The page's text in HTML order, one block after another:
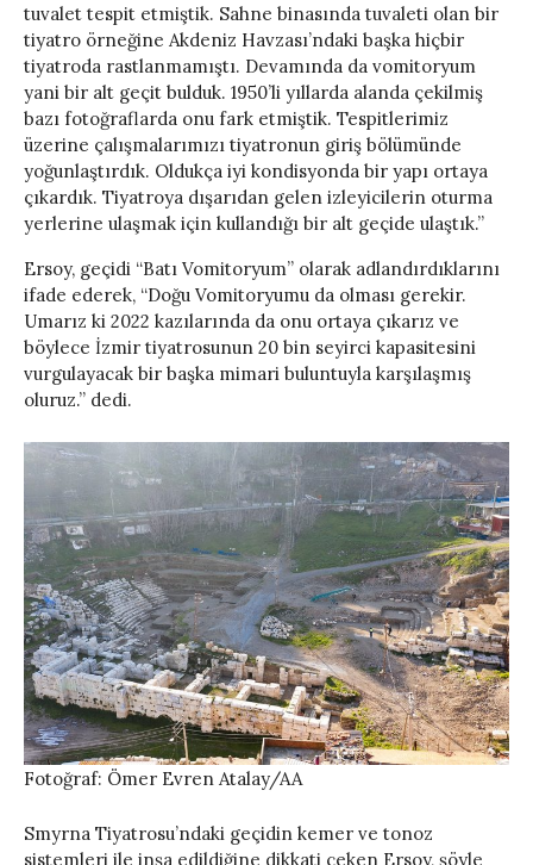
tuvalet tespit etmiştik. Sahne binasında tuvaleti olan bir
tiyatro örneğine Akdeniz Havzası’ndaki başka hiçbir
tiyatroda rastlanmamıştı. Devamında da vomitoryum
yani bir alt geçit bulduk. 1950’li yıllarda alanda çekilmiş
bazı fotoğraflarda onu fark etmiştik. Tespitlerimiz
üzerine çalışmalarımızı tiyatronun giriş bölümünde
yoğunlaştırdık. Oldukça iyi kondisyonda bir yapı ortaya
çıkardık. Tiyatroya dışarıdan gelen izleyicilerin oturma
yerlerine ulaşmak için kullandığı bir alt geçide ulaştık.”
Ersoy, geçidi “Batı Vomitoryum” olarak adlandırdıklarını
ifade ederek, “Doğu Vomitoryumu da olması gerekir.
Umarız ki 2022 kazılarında da onu ortaya çıkarız ve
böylece İzmir tiyatrosunun 20 bin seyirci kapasitesini
vurgulayacak bir başka mimari buluntuyla karşılaşmış
oluruz.” dedi.
Fotoğraf: Ömer Evren Atalay/AA
Smyrna Tiyatrosu’ndaki geçidin kemer ve tonoz
sistemleri ile inşa edildiğine dikkati çeken Ersoy, şöyle